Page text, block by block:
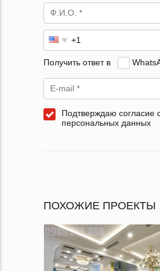
Получить ответ в
Подтверждаю согласие
персональных данных
ПОХОЖИЕ ПРОЕКТЫ